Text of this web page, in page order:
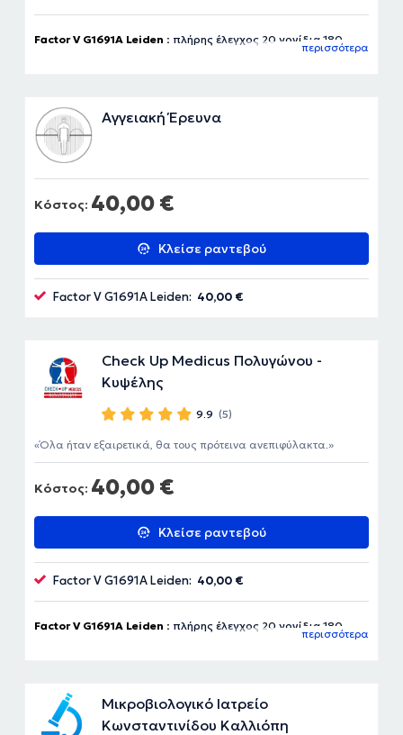
Factor V G1691A Leiden : πλήρης έλεγχος 20 γονίδια 180
περισσότερα
Αγγειακή Έρευνα
Κόστος: 40,00 €
Κλείσε ραντεβού
Factor V G1691A Leiden: 40,00 €
Check Up Medicus Πολυγώνου -
Κυψέλης
9.9 (5)
Κόστος: 40,00 €
Κλείσε ραντεβού
Όλα ήταν εξαιρετικά, θα τους πρότεινα ανεπιφύλακτα.
Factor V G1691A Leiden: 40,00 €
Factor V G1691A Leiden : πλήρης έλεγχος 20 γονίδια 180
περισσότερα
Μικροβιολογικό Ιατρείο
Κωνσταντινίδου Καλλιόπη